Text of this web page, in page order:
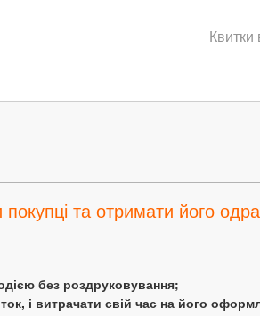
Квитки
покупці та отримати його
без роздруковування;
і витрачати свій час на його